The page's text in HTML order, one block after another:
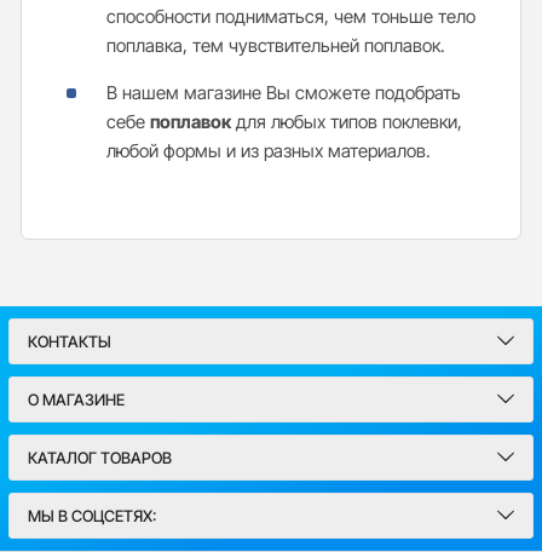
способности подниматься, чем тоньше тело
поплавка, тем чувствительней поплавок.
В нашем магазине Вы сможете подобрать
себе поплавокдля любых типов поклевки,
любой формы и из разных материалов.
КОНТАКТЫ
О МАГАЗИНЕ
КАТАЛОГ ТОВАРОВ
МЫ В СОЦСЕТЯХ: